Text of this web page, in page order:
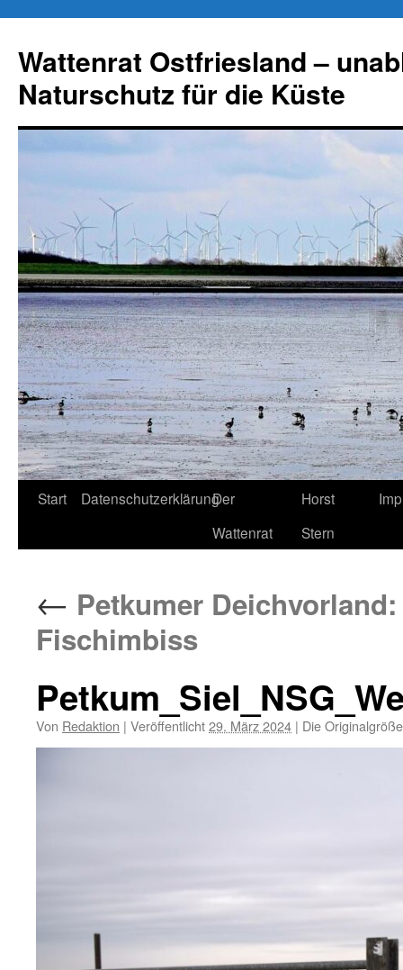
springen
Wattenrat Ostfriesland –
Naturschutz für die Küste
Start DatenschutzerklärungDer
Wattenrat
Horst
Stern
← Petkumer
Fischimbiss
Von Redaktion | Veröffentlicht29. März 2024 | Die